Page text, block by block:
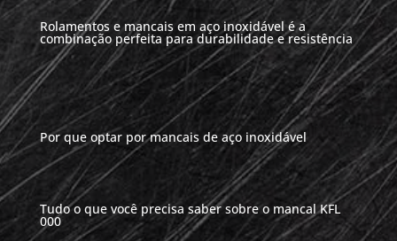
Rolamentos e mancais em aço inoxidável é a
combinação perfeita para durabilidade e resistência
Por que optar por mancais de aço inoxidável
Tudo o que você precisa saber sobre o mancal KFL
000